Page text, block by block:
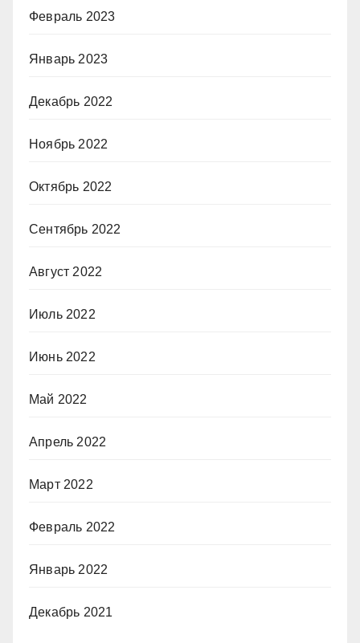
Февраль 2023
Январь 2023
Декабрь 2022
Ноябрь 2022
Октябрь 2022
Сентябрь 2022
Август 2022
Июль 2022
Июнь 2022
Май 2022
Апрель 2022
Март 2022
Февраль 2022
Январь 2022
Декабрь 2021